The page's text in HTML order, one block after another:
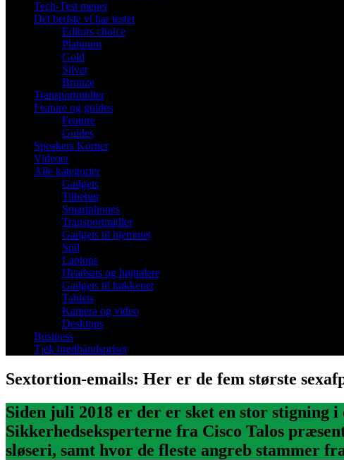
Tech-Test mener
Det bedste vi har testet
Editors choice
Platinum
Gold
Silver
Bronze
Transportmidler
Feature og guides
Feature
Guides
Speakers Korner
Videoer
Alle kategorier
Gadgets
Tilbehør
Smartphones
Transportmidler
Gadgets til hjemmet
Spil
Laptops
Headsets og højttalere
Gadgets til køkkenet
Tablets
Kamera og video
Desktops
Business
Tjek bredbåndspriser
Sextortion-emails: Her er de fem største
Siden juli 2018 er der er sket en stor stigning
Sikkerhedseksperterne fra Cisco Talos
sløseri, samt hvor de fleste angreb stammer